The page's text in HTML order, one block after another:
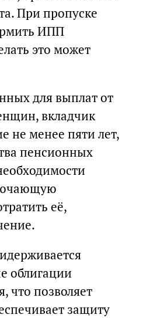
При пропуске
ИПП
это может
для выплат от
вкладчик
не менее пяти лет,
пенсионных
её,
облигации
что позволяет
защиту